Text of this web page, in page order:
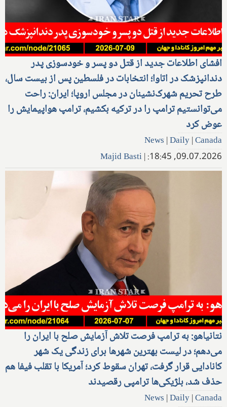
افشای اطلاعات جدید از قتل دو پسر و خودسوزی پدر
دندانپزشک در اتاوا؛ انتخابات در فلسطین پس از بیست سال،
طرح تحریم شهرک‌نشینان در مجلس اروپا؛ ایران: راحت
می‌توانستیم ترامپ را در ترکیه بکشیم، ترامپ هواپیمایش را
عوض کرد
News |Daily|Canada
09.07.2026, 18:45:
|
Majid Basti
نتانیاهو: به ترامپ فرصت تلاش آزمایش صلح با ایران را
می‌دهم؛ در لیست بهترین شهرها برای زندگی یک شهر
کانادایی قرار گرفت، تهران سقوط کرد؛ آمریکا با تقلب فیفا هم
حذف شد، بلژیکی‌ها ترامپی رقصیدند
News |Daily|Canada